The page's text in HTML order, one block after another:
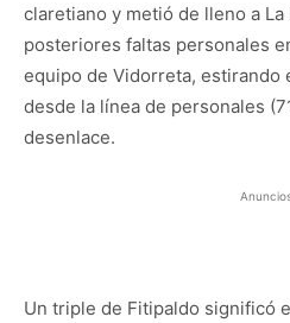
claretiano y metió de lleno a
posteriores faltas personales
equipo de Vidorreta, estirando
desde la línea de personales
desenlace.
Un triple de Fitipaldo significó